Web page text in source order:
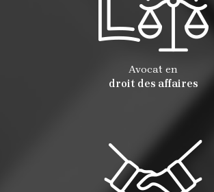
Avocat en
droit des affaires